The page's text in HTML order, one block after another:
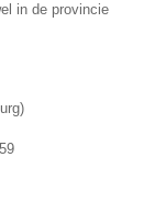
in de provincie
)